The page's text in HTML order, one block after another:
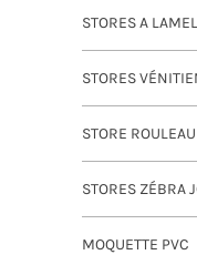
STORES A
STORES
STORE ROULEAU
STORES ZÉBRA
MOQUETTE PVC